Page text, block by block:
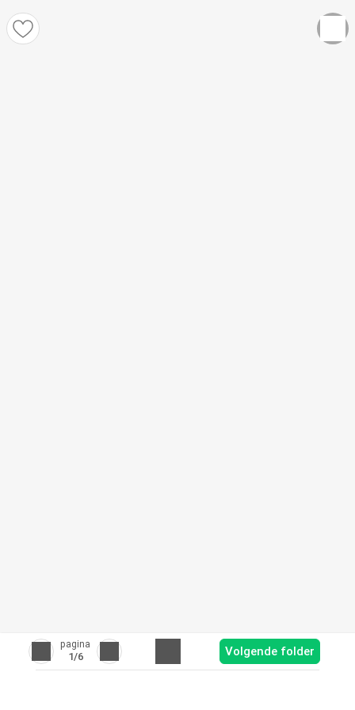
pagina
1/6 Volgende folder